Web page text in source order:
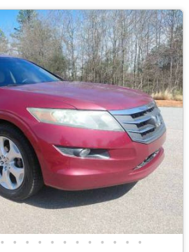
• • • • • • • • • • • •